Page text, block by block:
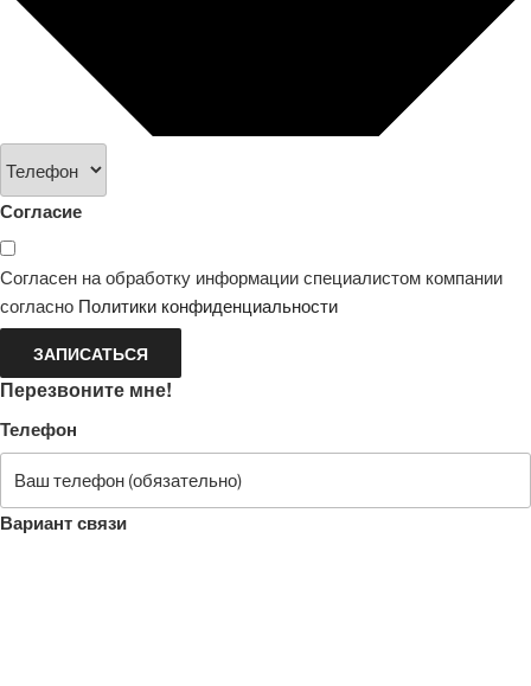
Согласие
Согласен на обработку информации специалистом компании
согласно Политики конфиденциальности
ЗАПИСАТЬСЯ
Перезвоните мне!
Телефон
Вариант связи